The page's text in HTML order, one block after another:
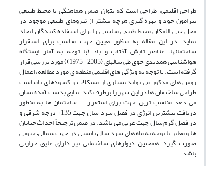
طراحی اقلیمی، طراحی است که بتوان ضمن هماهنگی با محیط طبیعی
پیرامون خود و بهره گیری هرچه بیشتر از نیروهای طبیعی موجود در
محل حتی الامکان محیط طبیعی مناسبی را برای استفاده کنندگان ایجاد
نماید. در این مقاله به منظور تعیین جهت مناسب برای استقرار
ساختمانها، عناصر تابش آفتاب و باد (با توجه به آمار ایستگاه
هواشناسی همدیدی خوی طی سالهای (2005- 1975)) مورد بررسی قرار
گرفته است. با توجه به ویژگی های اقلیمی منطقه ی مورد مطالعه، اعمال
روش های مذکور می تواند بسیاری از مشکلات و کمبودهای نامناسب
طراحی ساختمان ها در این شهر را برطرف کند. نتایج بدست آمده نشان
می دهد مناسب ترین جهت برای استقرار ساختمان ها به منظور
دریافت بیشترین انرژی در فصل سرد سال جهت 135+ درجه شرقی و
در فصل گرم سال جهت غربی می باشد. در ضمن ترجیحاً احداث خیابان
ها و معابر با توجه به ماه های سرد سال بایستی در جهت شمالی– جنوبی
صورت گیرد. همچنین دیوارهای ساختمانی نیز دارای عایق حرارتی
باشد.